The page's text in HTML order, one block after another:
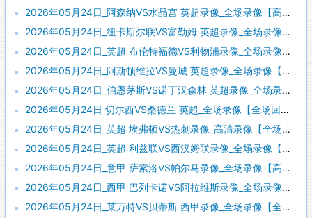
2026年05月24日_阿森纳VS水晶宫 英超录像_全场录像【高清回放】
2026年05月24日_纽卡斯尔联VS富勒姆 英超录像_全场录像【高清回放】
2026年05月24日_英超 布伦特福德VS利物浦录像_全场录像【高清回放】
2026年05月24日_阿斯顿维拉VS曼城 英超录像_全场录像【高清回放】
2026年05月24日_伯恩茅斯VS诺丁汉森林 英超录像_全场录像【视频集锦】
2026年05月24日 切尔西VS桑德兰 英超_全场录像【全场回放】
2026年05月24日_英超 埃弗顿VS热刺录像_高清录像【全场回放】
2026年05月24日_英超 利兹联VS西汉姆联录像_全场录像【视频集锦】
2026年05月24日_意甲 萨索洛VS帕尔马录像_全场录像【高清回放】
2026年05月24日_西甲 巴列卡诺VS阿拉维斯录像_全场录像【高清回放】
2026年05月24日_莱万特VS贝蒂斯 西甲录像_全场录像【全场回放】